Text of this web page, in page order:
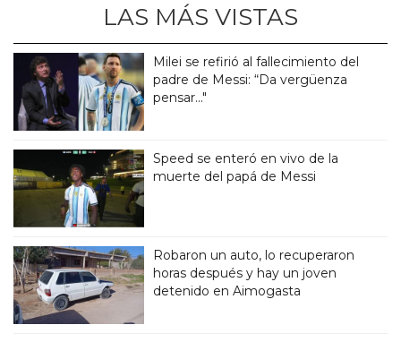
LAS MÁS VISTAS
Milei se refirió al fallecimiento del
padre de Messi: “Da vergüenza
pensar..."
Speed se enteró en vivo de la
muerte del papá de Messi
Robaron un auto, lo recuperaron
horas después y hay un joven
detenido en Aimogasta